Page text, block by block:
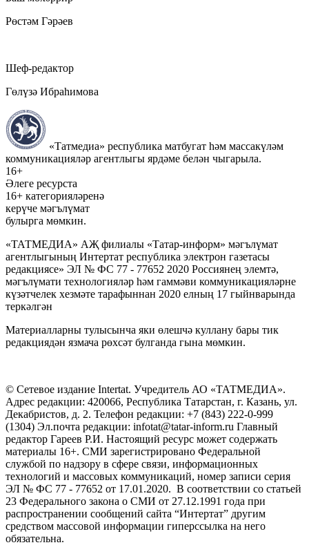
Рөстәм Гәрәев
Шеф-редактор
Гөлүзә Ибраһимова
«Татмедиа» республика матбугат һәм массакүләм
коммуникацияләр агентлыгы ярдәме белән чыгарыла.
16+
Әлеге ресурста
16+ категорияләренә
керүче мәгълүмат
булырга мөмкин.
«ТАТМЕДИА» АҖ филиалы «Татар-информ» мәгълүмат
агентлыгының Интертат республика электрон газетасы
редакциясе» ЭЛ № ФС 77 - 77652 2020 Россиянең элемтә,
мәгълүмати технологияләр һәм гаммәви коммуникацияләрне
күзәтчелек хезмәте тарафыннан 2020 елның 17 гыйнварында
теркәлгән
Материалларны тулысынча яки өлешчә куллану бары тик
редакциядән язмача рөхсәт булганда гына мөмкин.
© Сетевое издание Intertat. Учредитель АО «ТАТМЕДИА».
Адрес редакции: 420066, Республика Татарстан, г. Казань, ул.
Декабристов, д. 2. Телефон редакции: +7 (843) 222-0-999
(1304) Эл.почта редакции: infotat@tatar-inform.ru Главный
редактор Гареев Р.И. Настоящий ресурс может содержать
материалы 16+. СМИ зарегистрировано Федеральной
службой по надзору в сфере связи, информационных
технологий и массовых коммуникаций, номер записи серия
ЭЛ № ФС 77 - 77652 от 17.01.2020. В соответствии со статьей
23 Федерального закона о СМИ от 27.12.1991 года при
распространении сообщений сайта “Интертат” другим
средством массовой информации гиперссылка на него
обязательна.